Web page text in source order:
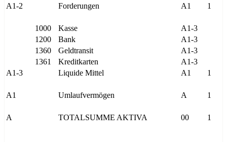
A1-2
Forderungen A1 1
1000 Kasse
A1-3
1200
Bank
A1-3
1360
Geldtransit
A1-3
1361
Kreditkarten
A1-3
A1-3
Liquide Mittel A1 1
A1 Umlaufvermögen A 1
A TOTALSUMME AKTIVA 00 1